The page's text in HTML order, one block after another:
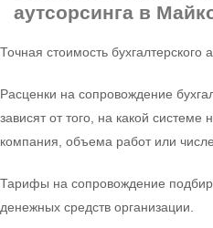
аутсорсинга в
Точная стоимость бухгалтерского
Расценки на сопровождение
зависят от того, на какой системе
компания, объема работ или
Тарифы на сопровождение
денежных средств организации.